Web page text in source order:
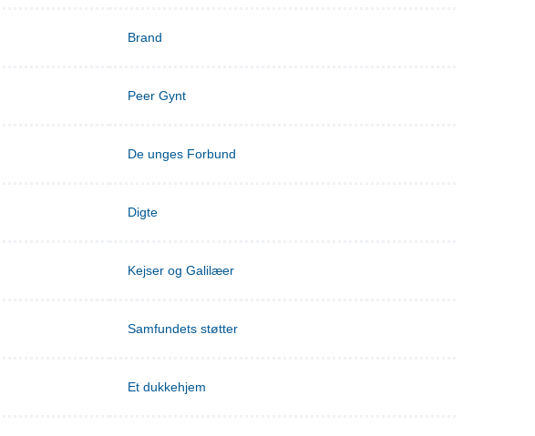
Brand
Peer Gynt
De unges Forbund
Digte
Kejser og Galilæer
Samfundets støtter
Et dukkehjem